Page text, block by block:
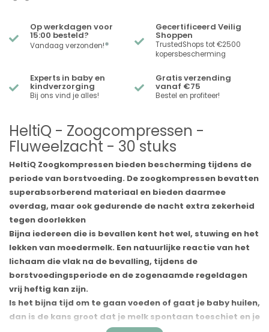
Op werkdagen voor
15:00 besteld?
Vandaag verzonden!*
Gecertificeerd Veilig
Shoppen
TrustedShops tot €2500
kopersbescherming
Experts in baby en
kindverzorging
Bij ons vind je alles!
Gratis verzending
vanaf €75
Bestel en profiteer!
HeltiQ - Zoogcompressen -
Fluweelzacht - 30 stuks
HeltiQ Zoogkompressen bieden bescherming tijdens de
periode van borstvoeding. De zoogkompressen bevatten
superabsorberend materiaal en bieden daarmee
overdag, maar ook gedurende de nacht extra zekerheid
tegen doorlekken
Bijna iedereen die is bevallen kent het wel, stuwing en het
lekken van moedermelk. Een natuurlijke reactie van het
lichaam die vlak na de bevalling, tijdens de
borstvoedingsperiode en de zogenaamde regeldagen
vrij heftig kan zijn.
Is het bijna tijd om te gaan voeden of gaat je baby huilen,
dan is de kans groot dat je melk spontaan toeschiet en je